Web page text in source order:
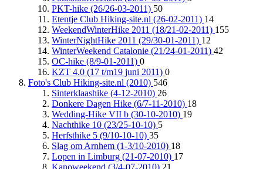
PKT-hike (26/26-03-2011) 50
Etentje Club Hiking-site.nl (26-02-2011) 14
WeekendWinterHike 2011 (18/21-02-2011) 155
WinterNightHike 2011 (29/30-01-2011) 12
WinterWeekend Catalonie (21/24-01-2011) 42
OC-hike (8/9-01-2011) 0
KZT 4.0 (17 t/m19 juni 2011) 0
Foto's Club Hiking-site.nl (2010) 546
Sinterklaashike (4-12-2010) 26
Donkere Dagen Hike (6/7-11-2010) 18
Wedding-Hike VII b (30-10-2010) 19
Nachthike 10 (23/25-10-10) 5
Herfsthike 5 (9/10-10-10) 35
Slag om Arnhem (1-3/10-2010) 18
Lopen in Limburg (21-07-2010) 17
Kanoweekend (3/4-07-2010) 21